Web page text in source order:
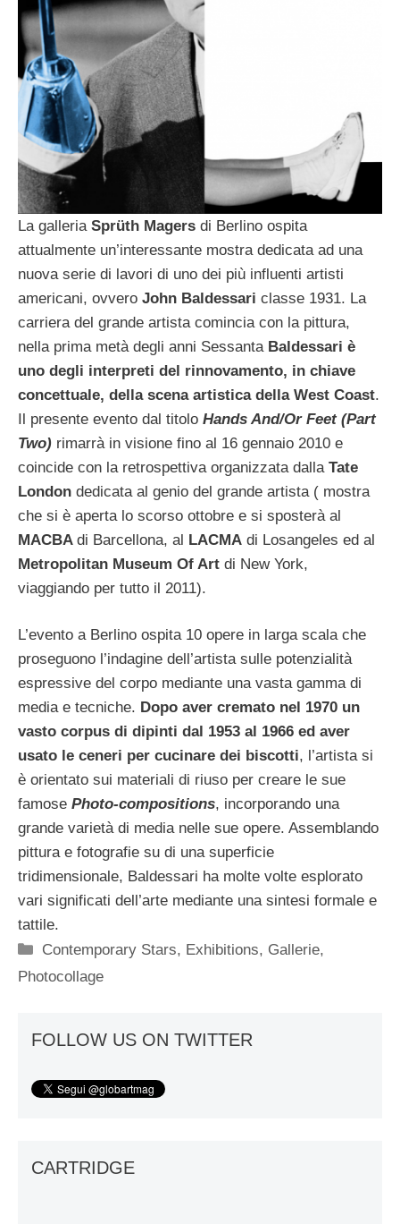
La galleria Sprüth Magers di Berlino ospita
attualmente un’interessante mostra dedicata ad una
nuova serie di lavori di uno dei più influenti artisti
americani, ovvero John Baldessari classe 1931. La
carriera del grande artista comincia con la pittura,
nella prima metà degli anni Sessanta Baldessari è
uno degli interpreti del rinnovamento, in chiave
concettuale, della scena artistica della West Coast.
Il presente evento dal titolo Hands And/Or Feet (Part
Two) rimarrà in visione fino al 16 gennaio 2010 e
coincide con la retrospettiva organizzata dalla Tate
London dedicata al genio del grande artista ( mostra
che si è aperta lo scorso ottobre e si sposterà al
MACBA di Barcellona, al LACMA di Losangeles ed al
Metropolitan Museum Of Art di New York,
viaggiando per tutto il 2011).
L’evento a Berlino ospita 10 opere in larga scala che
proseguono l’indagine dell’artista sulle potenzialità
espressive del corpo mediante una vasta gamma di
media e tecniche. Dopo aver cremato nel 1970 un
vasto corpus di dipinti dal 1953 al 1966 ed aver
usato le ceneri per cucinare dei biscotti, l’artista si
è orientato sui materiali di riuso per creare le sue
famose Photo-compositions, incorporando una
grande varietà di media nelle sue opere. Assemblando
pittura e fotografie su di una superficie
tridimensionale, Baldessari ha molte volte esplorato
vari significati dell’arte mediante una sintesi formale e
tattile.
Categorie
Contemporary Stars, Exhibitions, Gallerie,
Photocollage
FOLLOW US ON TWITTER
CARTRIDGE